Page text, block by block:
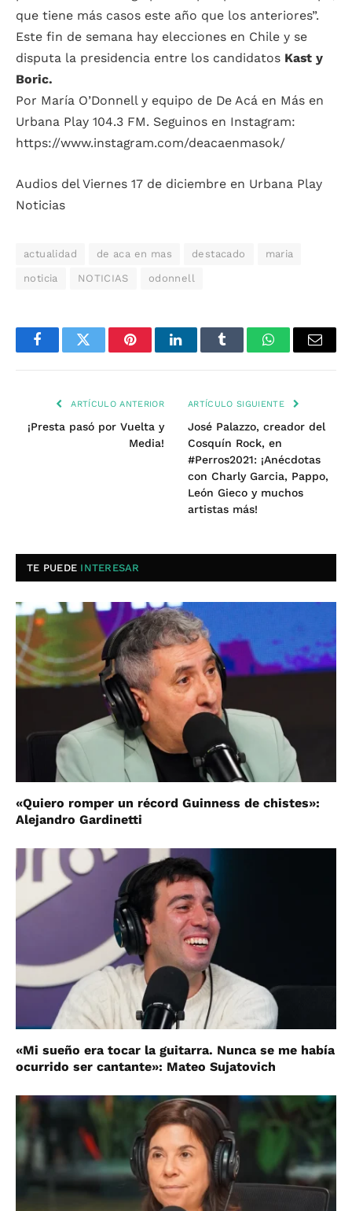
que tiene más casos este año que los anteriores”.
Este fin de semana hay elecciones en Chile y se
disputa la presidencia entre los candidatos Kast y
Boric.
Por María O’Donnell y equipo de De Acá en Más en
Urbana Play 104.3 FM. Seguinos en Instagram:
https://www.instagram.com/deacaenmasok/
Audios del Viernes 17 de diciembre en Urbana Play
Noticias
actualidad de aca en mas destacado maria
noticia NOTICIAS odonnell
FacebookTwitter PinterestLinkedInTumblr WhatsAppEmail
ARTÍCULO ANTERIOR
¡Presta pasó por Vuelta y
Media!
ARTÍCULO SIGUIENTE
José Palazzo, creador del
Cosquín Rock, en
#Perros2021: ¡Anécdotas
con Charly Garcia, Pappo,
León Gieco y muchos
artistas más!
TE PUEDE INTERESAR
«Quiero romper un récord Guinness de chistes»:
Alejandro Gardinetti
«Mi sueño era tocar la guitarra. Nunca se me había
ocurrido ser cantante»: Mateo Sujatovich